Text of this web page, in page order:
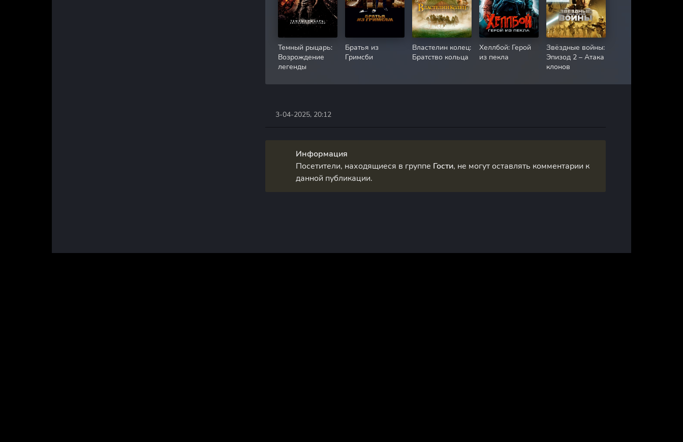
Темный рыцарь:
Возрождение
легенды
Братья из
Гримсби
Властелин колец:
Братство кольца
Хеллбой: Герой
из пекла
Звёздные войны:
Эпизод 2 – Атака
клонов
3-04-2025, 20:12
Информация
Посетители, находящиеся в группе Гости, не могут оставлять комментарии к
данной публикации.